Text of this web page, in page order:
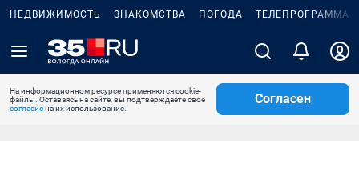
НЕДВИЖИМОСТЬ ЗНАКОМСТВА ПОГОДА ТЕЛЕПРОГРАММА
На информационном ресурсе применяются cookie-
файлы. Оставаясь на сайте, вы подтверждаете свое
согласиена их использование.
Согласен